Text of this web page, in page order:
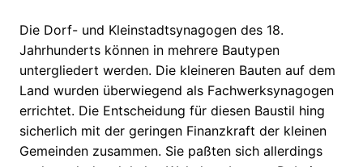
Die Dorf- und Kleinstadtsynagogen des 18.
Jahrhunderts können in mehrere Bautypen
untergliedert werden. Die kleineren Bauten auf dem
Land wurden überwiegend als Fachwerksynagogen
errichtet. Die Entscheidung für diesen Baustil hing
sicherlich mit der geringen Finanzkraft der kleinen
Gemeinden zusammen. Sie paßten sich allerdings